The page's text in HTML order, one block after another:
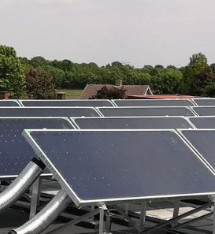
de la construction de
thermique et de la réalisation.
definancement , vous pouvez
une chaufferie biomasse sans
bilan et vos capacités